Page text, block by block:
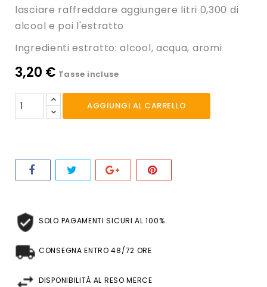
lasciare raffreddare aggiungere litri 0,300 di
alcool e poi l'estratto
Ingredienti estratto: alcool, acqua, aromi
3,20 € Tasse incluse
AGGIUNGI AL CARRELLO
SOLO PAGAMENTI SICURI AL 100%
CONSEGNA ENTRO 48/72 ORE
DISPONIBILITÀ AL RESO MERCE